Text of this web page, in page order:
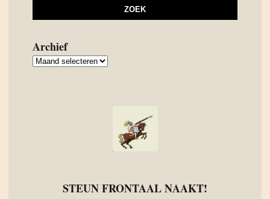
Archief
Archief
STEUN FRONTAAL NAAKT!